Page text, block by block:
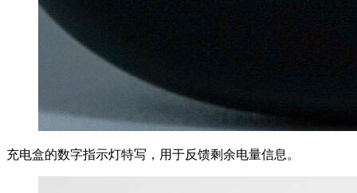
充电盒的数字指示灯特写，用于反馈剩余电量信息。